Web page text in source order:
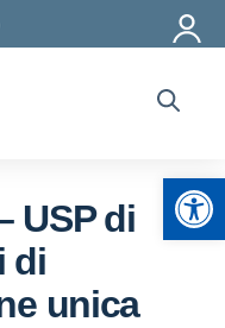
USP di
di
unica